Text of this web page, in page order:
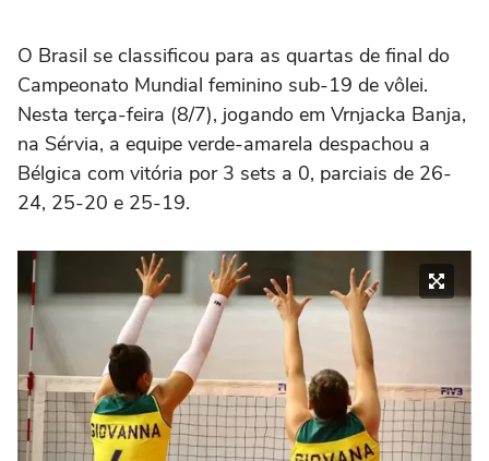
O Brasil se classificou para as quartas de final do
Campeonato Mundial feminino sub-19 de vôlei.
Nesta terça-feira (8/7), jogando em Vrnjacka Banja,
na Sérvia, a equipe verde-amarela despachou a
Bélgica com vitória por 3 sets a 0, parciais de 26-
24, 25-20 e 25-19.